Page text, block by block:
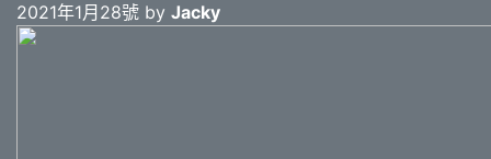
2021年1月28號 by Jacky